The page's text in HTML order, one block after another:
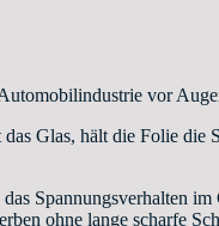
vor
Glas, hält die Folie die
Spannungsverhalten im
ohne lange scharfe